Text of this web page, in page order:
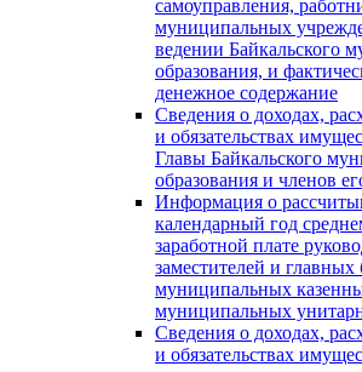
самоуправления,
муниципальных
ведении Байкальского
образования, и
денежное содержание
Сведения о доходах,
и обязательствах
Главы Байкальского
образования и членов
Информация о
календарный год
заработной плате
заместителей и главных
муниципальных
муниципальных
Сведения о доходах,
и обязательствах